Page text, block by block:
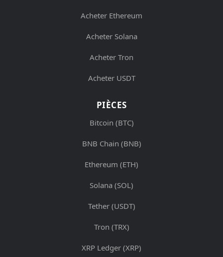
Acheter Ethereum
Acheter Solana
Acheter Tron
Acheter USDT
PIÈCES
Bitcoin (BTC)
BNB Chain (BNB)
Ethereum (ETH)
Solana (SOL)
Tether (USDT)
Tron (TRX)
XRP Ledger (XRP)